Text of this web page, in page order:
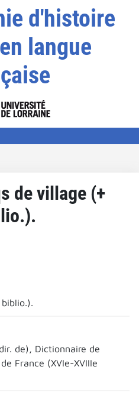
d'histoire
langue
de village (+
de), Dictionnaire de
France (XVIe-XVIIIe